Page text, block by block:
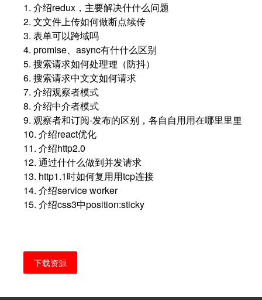
1. 介绍redux，主要解决什什么问题
2. ⽂文件上传如何做断点续传
3. 表单可以跨域吗
4. promise、async有什什么区别
5. 搜索请求如何处理理（防抖）
6. 搜索请求中⽂文如何请求
7. 介绍观察者模式
8. 介绍中介者模式
9. 观察者和订阅-发布的区别，各⾃自⽤用在哪⾥里里
10. 介绍react优化
11. 介绍http2.0
12. 通过什什么做到并发请求
13. http1.1时如何复⽤用tcp连接
14. 介绍service worker
15. 介绍css3中position:sticky
下载资源